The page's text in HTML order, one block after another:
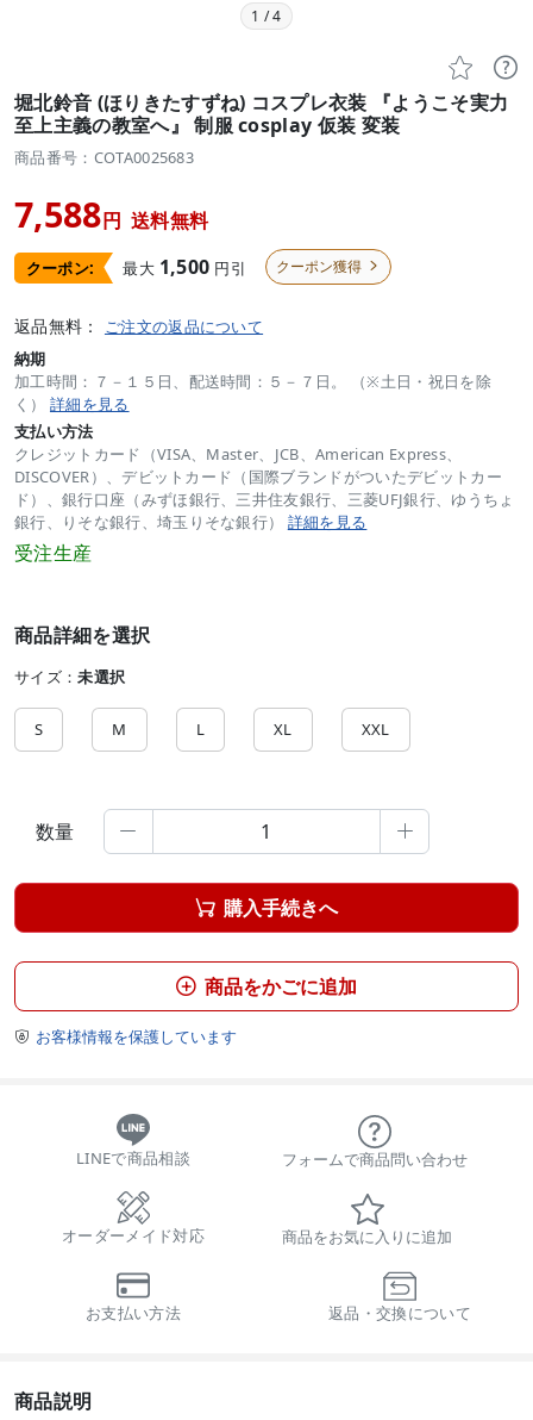
1 /4
 
堀北鈴音 (ほりきたすずね) コスプレ衣装 『ようこそ実力
至上主義の教室へ』 制服 cosplay 仮装 変装
商品番号：COTA0025683
7,588円 送料無料
クーポン: 最大 1,500 円引 クーポン獲得 
返品無料： ご注文の返品について
納期
加工時間：７－１５日、配送時間：５－７日。 （※土日・祝日を除
く） 詳細を見る
支払い方法
クレジットカード（VISA、Master、JCB、American Express、
DISCOVER）、デビットカード（国際ブランドがついたデビットカー
ド）、銀行口座（みずほ銀行、三井住友銀行、三菱UFJ銀行、ゆうちょ
銀行、りそな銀行、埼玉りそな銀行） 詳細を見る
受注生産
商品詳細を選択
サイズ：未選択
S M L XL XXL
数量  
 購入手続きへ
 商品をかごに追加
 お客様情報を保護しています
LINEで商品相談 フォームで商品問い合わせ
オーダーメイド対応 商品をお気に入りに追加
お支払い方法 返品・交換について
商品説明